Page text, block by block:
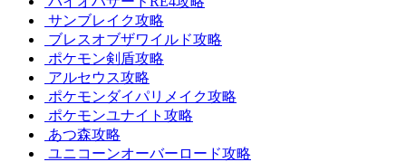
サンブレイク攻略
ブレスオブザワイルド攻略
ポケモン剣盾攻略
アルセウス攻略
ポケモンダイパリメイク攻略
ポケモンユナイト攻略
あつ森攻略
ユニコーンオーバーロード攻略